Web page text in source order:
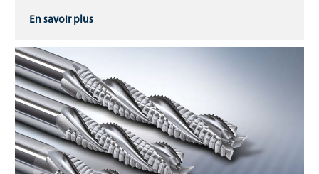
En savoir plus